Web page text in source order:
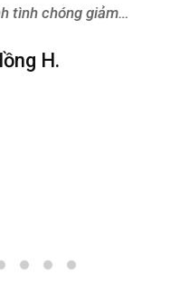
tình chóng giảm…
H.